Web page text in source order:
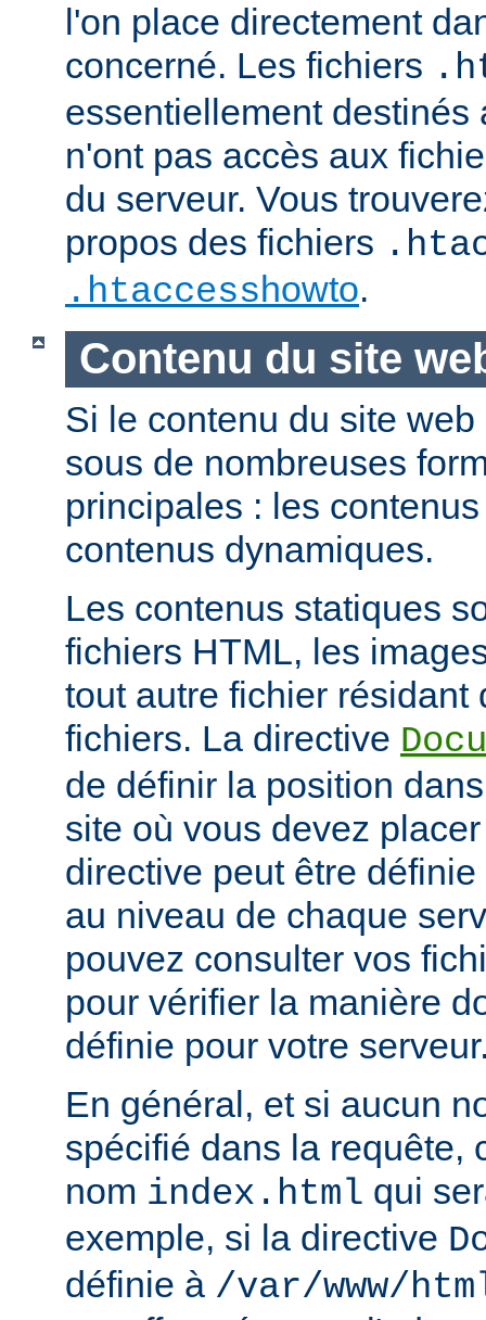
l'on place directement
concerné. Les fichiers
essentiellement destinés
n'ont pas accès aux
du serveur. Vous
propos des fichiers
.htaccesshowto.
Contenu du site
Si le contenu du site
sous de nombreuses
principales : les
contenus dynamiques.
Les contenus statiques
fichiers HTML, les
tout autre fichier résidant
fichiers. La directive
de définir la position
site où vous devez
directive peut être
au niveau de chaque
pouvez consulter vos
pour vérifier la manière
définie pour votre
En général, et si aucun
spécifié dans la requête,
nom index.html qui
exemple, si la directive
définie à /var/www/